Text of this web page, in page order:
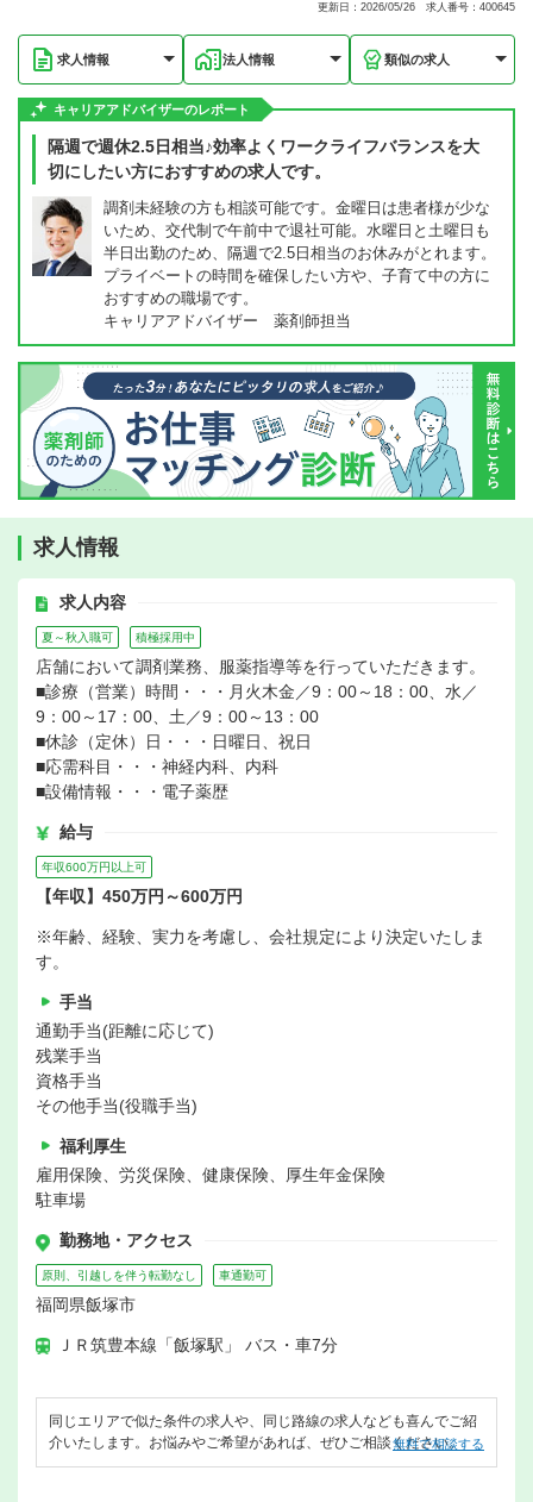
更新日：2026/05/26 求人番号：400645
求人情報 法人情報 類似の求人
キャリアアドバイザーのレポート
隔週で週休2.5日相当♪効率よくワークライフバランスを大
切にしたい方におすすめの求人です。
調剤未経験の方も相談可能です。金曜日は患者様が少な
いため、交代制で午前中で退社可能。水曜日と土曜日も
半日出勤のため、隔週で2.5日相当のお休みがとれます。
プライベートの時間を確保したい方や、子育て中の方に
おすすめの職場です。
キャリアアドバイザー 薬剤師担当
求人情報
求人内容
夏～秋入職可 積極採用中
店舗において調剤業務、服薬指導等を行っていただきます。
■診療（営業）時間・・・月火木金／9：00～18：00、水／
9：00～17：00、土／9：00～13：00
■休診（定休）日・・・日曜日、祝日
■応需科目・・・神経内科、内科
■設備情報・・・電子薬歴
給与
年収600万円以上可
【年収】450万円～600万円
※年齢、経験、実力を考慮し、会社規定により決定いたしま
す。
手当
通勤手当(距離に応じて)
残業手当
資格手当
その他手当(役職手当)
福利厚生
雇用保険、労災保険、健康保険、厚生年金保険
駐車場
勤務地・アクセス
原則、引越しを伴う転勤なし 車通勤可
福岡県飯塚市
ＪＲ筑豊本線「飯塚駅」 バス・車7分
同じエリアで似た条件の求人や、同じ路線の求人なども喜んでご紹
介いたします。お悩みやご希望があれば、ぜひご相談ください。
無料で相談する